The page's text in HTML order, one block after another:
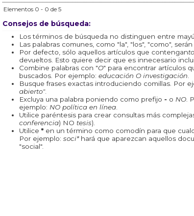
Elementos 0 - 0 de 5
Consejos de búsqueda:
Los términos de búsqueda no distinguen entre
Las palabras comunes, como "la", "los", "como", serán
Por defecto, sólo aquellos artículos que contengan
devueltos. Esto quiere decir que es innecesario
Combine palabras con "O" para encontrar artículos
buscados. Por ejemplo: educación O investigación
Busque frases exactas introduciendo comillas. Por
abierto".
Excluya una palabra poniendo como prefijo - o NO.
ejemplo: NO política en línea.
Utilice paréntesis para crear consultas más
conferencia) NO tesis).
Utilice *en un término como comodín para que
Por ejemplo: soci*hará que aparezcan aquellos
"social".